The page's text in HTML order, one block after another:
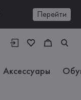
Перейти
Аксессуары